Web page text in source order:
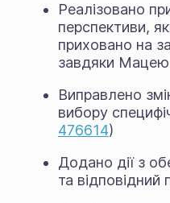
Реалізовано
перспективи,
приховано на
завдяки Мацею
Виправлено
вибору
476614)
Додано дії з
та відповідний